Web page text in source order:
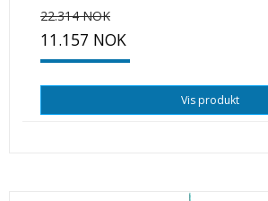
22.314 NOK
11.157 NOK
Vis produkt